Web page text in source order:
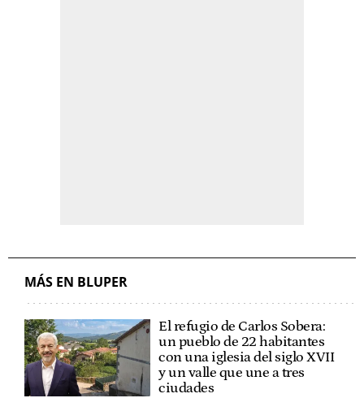
MÁS EN BLUPER
El refugio de Carlos Sobera:
un pueblo de 22 habitantes
con una iglesia del siglo XVII
y un valle que une a tres
ciudades